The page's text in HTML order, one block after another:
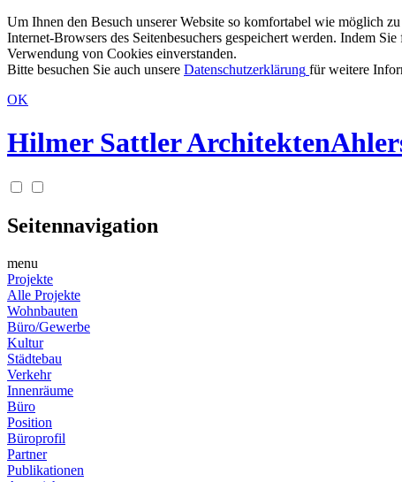
Um Ihnen den Besuch unserer Website so komfortabel wie möglich
Internet-Browsers des Seitenbesuchers gespeichert werden. Indem
Verwendung von Cookies einverstanden.
Bitte besuchen Sie auch unsere Datenschutzerklärung für weitere
OK
Hilmer Sattler Architekten
Seitennavigation
menu
Projekte
Alle Projekte
Wohnbauten
Büro/Gewerbe
Kultur
Städtebau
Verkehr
Innenräume
Büro
Position
Büroprofil
Partner
Publikationen